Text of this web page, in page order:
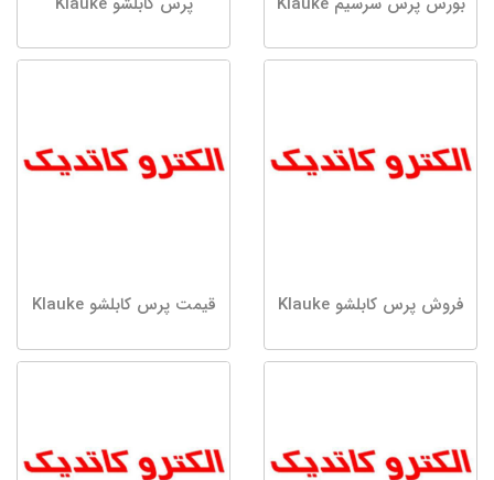
فروش پرس کابلشو Klauke قیمت پرس کابلشو Klauke